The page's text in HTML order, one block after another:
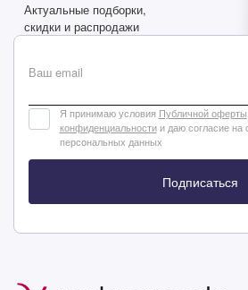
Актуальные подборки,
скидки и распродажи
Ваш email
Я принимаю условия Публичной оферты
конфиденциальностии даю согласие на
персональных данных
Подписаться